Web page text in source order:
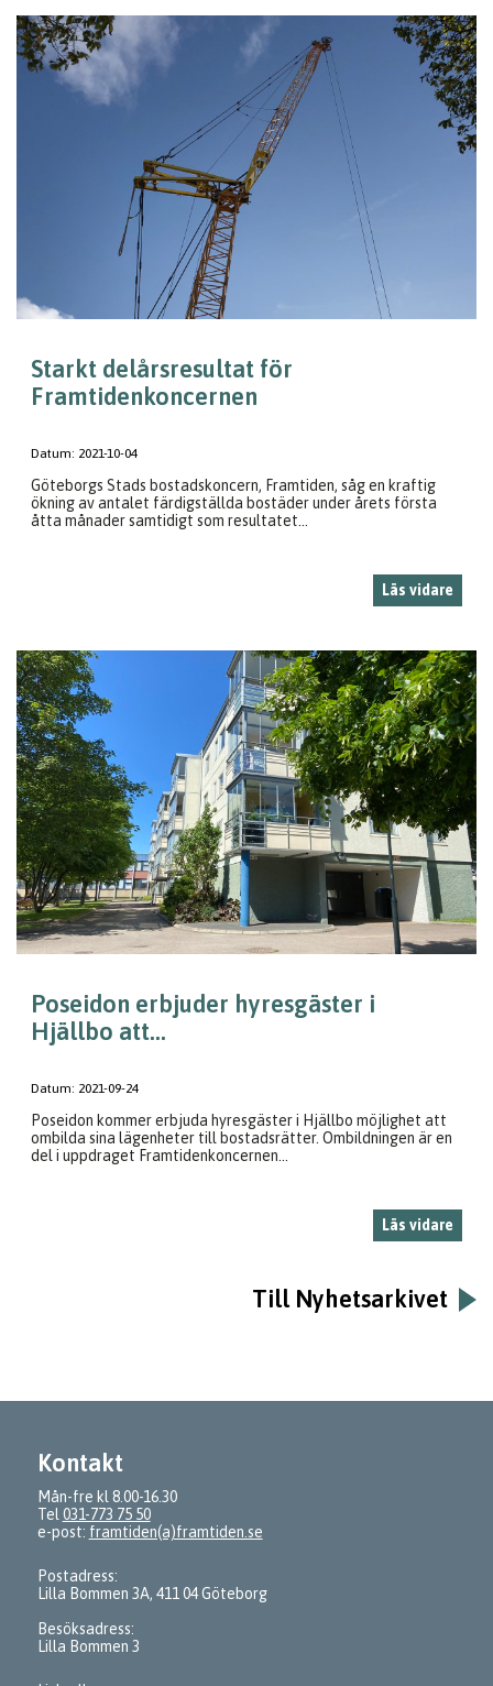
Starkt delårsresultat för
Framtidenkoncernen
Datum: 2021-10-04
Göteborgs Stads bostadskoncern, Framtiden, såg en kraftig
ökning av antalet färdigställda bostäder under årets första
åtta månader samtidigt som resultatet...
Läs vidare
Poseidon erbjuder hyresgäster i
Hjällbo att...
Datum: 2021-09-24
Poseidon kommer erbjuda hyresgäster i Hjällbo möjlighet att
ombilda sina lägenheter till bostadsrätter. Ombildningen är en
del i uppdraget Framtidenkoncernen...
Läs vidare
Till Nyhetsarkivet
Kontakt
Mån-fre kl 8.00-16.30
Tel 031-773 75 50
e-post: framtiden(a)framtiden.se
Postadress:
Lilla Bommen 3A, 411 04 Göteborg
Besöksadress:
Lilla Bommen 3